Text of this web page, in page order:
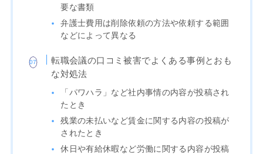
要な書類
弁護士費用は削除依頼の方法や依頼する範囲
などによって異なる
転職会議の口コミ被害でよくある事例とおも
な対処法
「パワハラ」など社内事情の内容が投稿され
たとき
残業の未払いなど賃金に関する内容の投稿が
されたとき
休日や有給休暇など労働に関する内容が投稿